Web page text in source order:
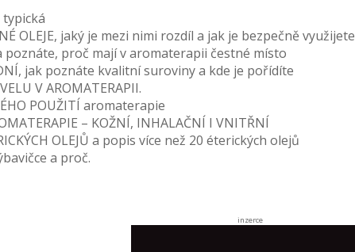
typická
OLEJE, jaký je mezi nimi rozdíl a jak je bezpečně využijete
poznáte, proč mají v aromaterapii čestné místo
jak poznáte kvalitní suroviny a kde je pořídíte
V AROMATERAPII.
POUŽITÍ aromaterapie
– KOŽNÍ, INHALAČNÍ I VNITŘNÍ
OLEJŮ a popis více než 20 éterických olejů
a proč.
inzerce